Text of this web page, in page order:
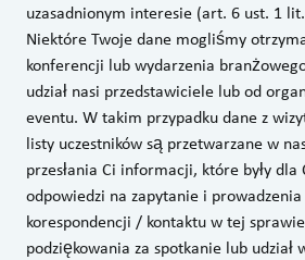
uzasadnionym interesie (art. 6 ust. 1
Niektóre Twoje dane mogliśmy
konferencji lub wydarzenia
udział nasi przedstawiciele lub od
eventu. W takim przypadku dane z
listy uczestników są przetwarzane w
przesłania Ci informacji, które były
odpowiedzi na zapytanie i prowadzenia
korespondencji / kontaktu w tej
podziękowania za spotkanie lub udział